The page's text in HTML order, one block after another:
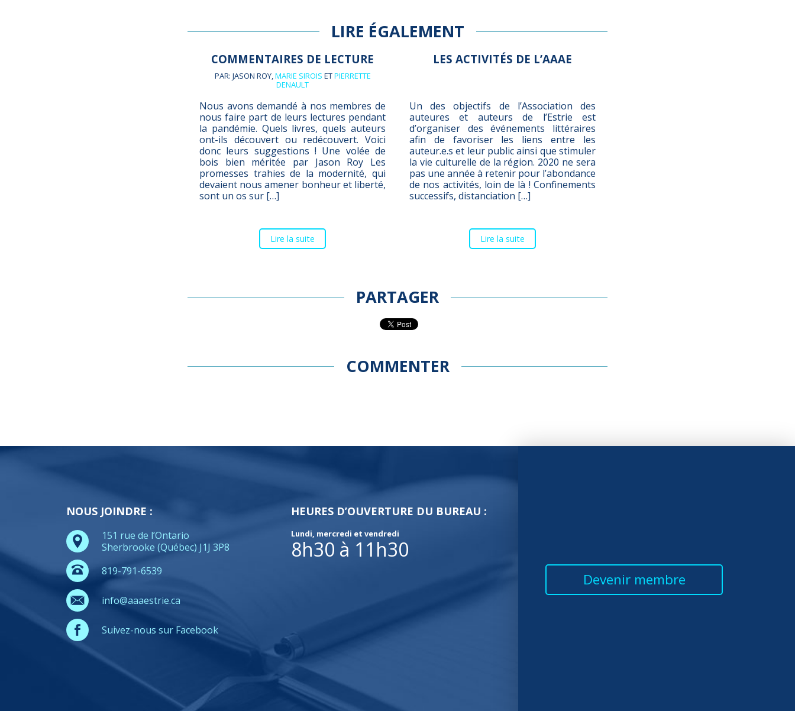
LIRE ÉGALEMENT
COMMENTAIRES DE LECTURE
PAR: JASON ROY,MARIE SIROIS ETPIERRETTE
DENAULT
Nous avons demandé à nos membres de
nous faire part de leurs lectures pendant
la pandémie. Quels livres, quels auteurs
ont-ils découvert ou redécouvert. Voici
donc leurs suggestions ! Une volée de
bois bien méritée par Jason Roy Les
promesses trahies de la modernité, qui
devaient nous amener bonheur et liberté,
sont un os sur […]
Lire la suite
LES ACTIVITÉS DE L’AAAE
Un des objectifs de l’Association des
auteures et auteurs de l’Estrie est
d’organiser des événements littéraires
afin de favoriser les liens entre les
auteur.e.s et leur public ainsi que stimuler
la vie culturelle de la région. 2020 ne sera
pas une année à retenir pour l’abondance
de nos activités, loin de là ! Confinements
successifs, distanciation […]
Lire la suite
PARTAGER
COMMENTER
NOUS JOINDRE :
151 rue de l’Ontario
Sherbrooke (Québec) J1J 3P8
819-791-6539
info@aaaestrie.ca
Suivez-nous sur Facebook
HEURES D’OUVERTURE DU BUREAU :
Lundi, mercredi et vendredi
8h30 à 11h30
Devenir membre